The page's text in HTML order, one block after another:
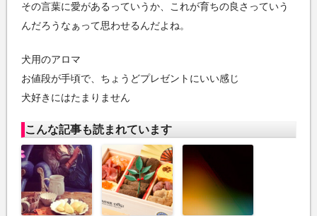
その言葉に愛があるっていうか、これが育ちの良さっていう
んだろうなぁって思わせるんだよね。
犬用のアロマ
お値段が手頃で、ちょうどプレゼントにいい感じ
犬好きにはたまりません
こんな記事も読まれています